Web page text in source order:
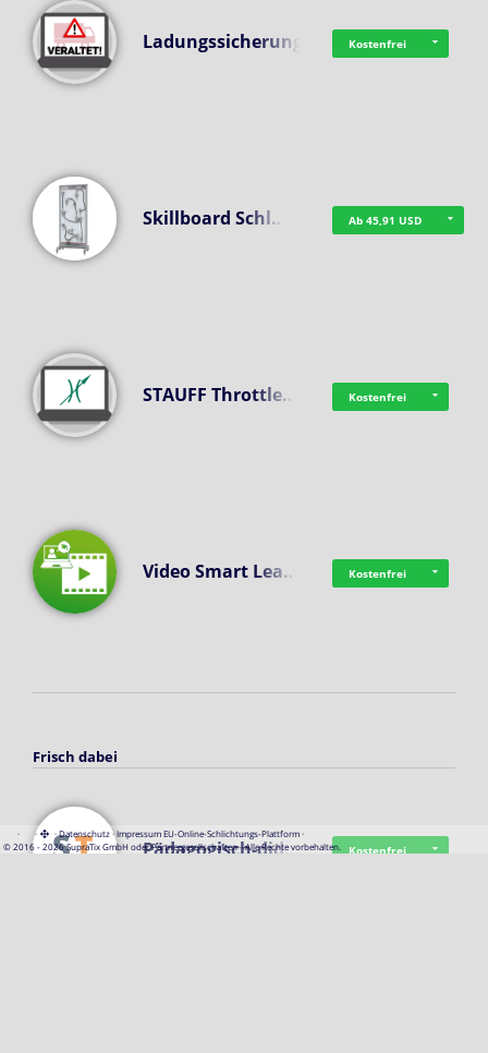
Ladungssicherung Kostenfrei
Skillboard Schl… Ab 45,91 USD
STAUFF Throttle… Kostenfrei
Video Smart Lea… Kostenfrei
Frisch dabei
Pädagogisch-did… Kostenfrei
· · ·Datenschutz·Impressum EU-Online-Schlichtungs-Plattform·
© 2016 - 2026 SupraTix GmbH oder Partnergesellschaften - Alle Rechte vorbehalten.